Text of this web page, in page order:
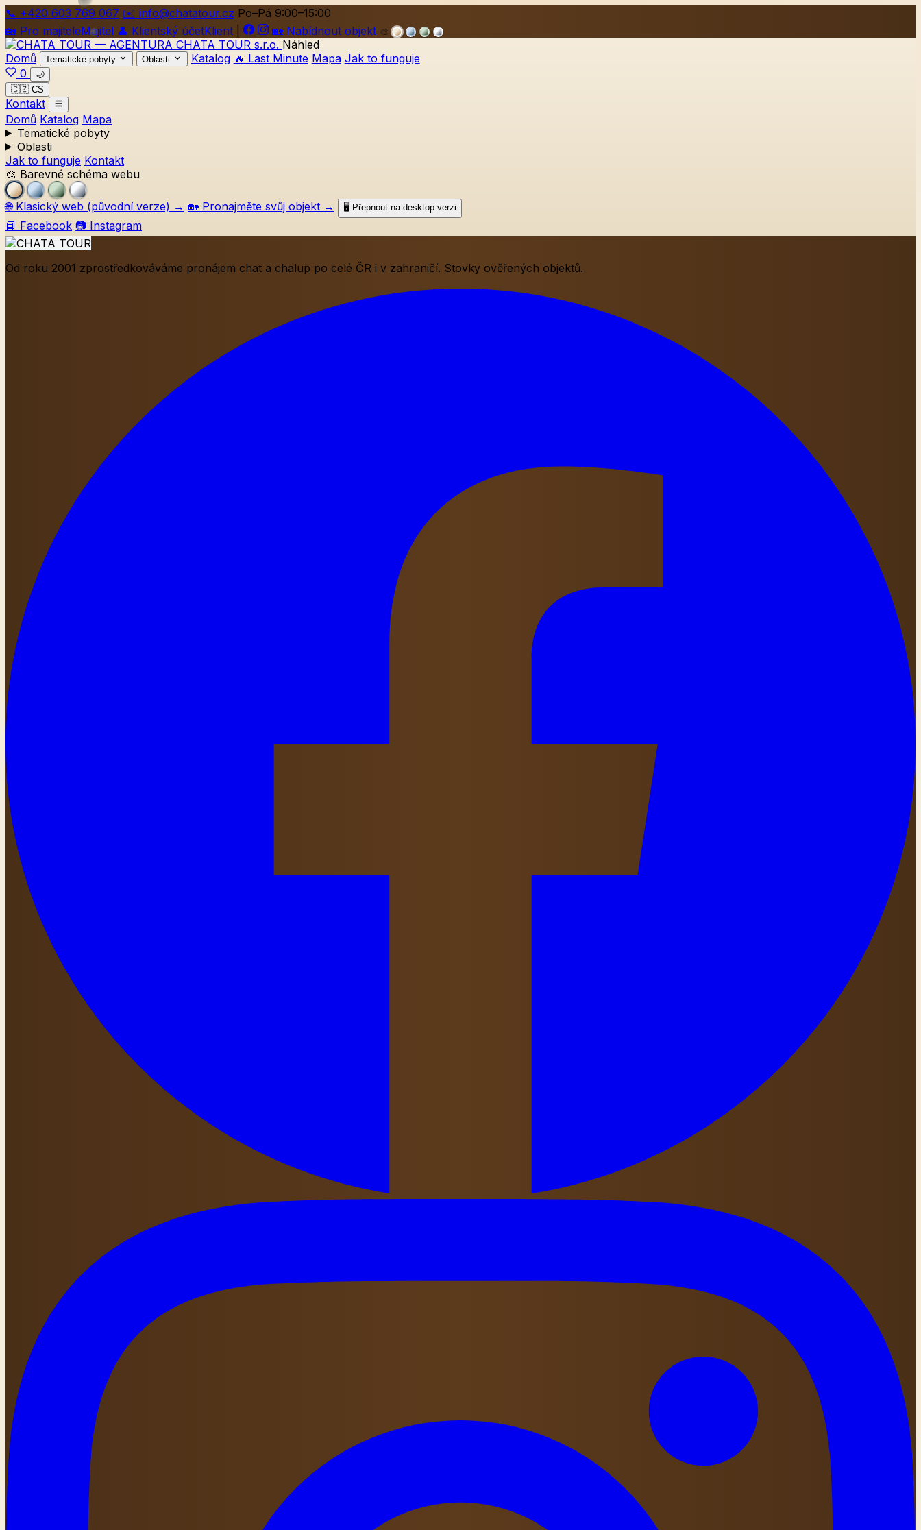
📞 +420 603 769 067 ✉️ info@chatatour.cz Po–Pá 9:00–15:00
🏡 Pro majiteleMajitel 👤 Klientský účetKlient 🏡 Nabídnout objekt 🎨
Náhled
Domů
Tematické pobyty Oblasti Katalog 🔥 Last Minute Mapa Jak to funguje
0
🌙
🇨🇿 CS
Kontakt
Domů Katalog Mapa
Tematické pobyty
Oblasti
Jak to funguje Kontakt
🎨 Barevné schéma webu
🌐 Klasický web (původní verze) → 🏡 Pronajměte svůj objekt → 🖥️ Přepnout na desktop verzi
📘 Facebook 📷 Instagram
Od roku 2001 zprostředkováváme pronájem chat a chalup po celé ČR i v zahraničí. Stovky ověřených objektů.